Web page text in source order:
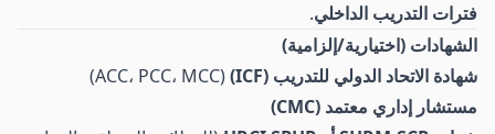
فترات التدريب الداخلي.
الشهادات (اختيارية/إلزامية)
شهادة الاتحاد الدولي للتدريب (ICF)
(ACC، PCC، MCC)
مستشار إداري معتمد (CMC)